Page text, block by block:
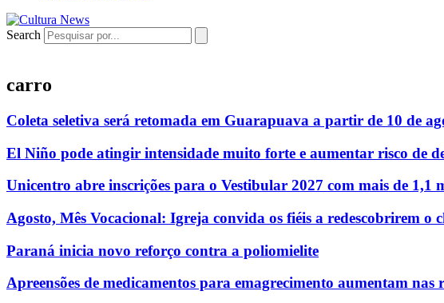
Search
carro
Coleta seletiva será retomada em Guarapuava a partir de 10 de
El Niño pode atingir intensidade muito forte e aumentar risco de
Unicentro abre inscrições para o Vestibular 2027 com mais de 1,1
Agosto, Mês Vocacional: Igreja convida os fiéis a redescobrirem o
Paraná inicia novo reforço contra a poliomielite
Apreensões de medicamentos para emagrecimento aumentam